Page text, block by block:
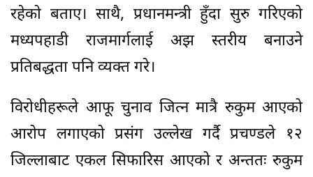
रहेको बताए। साथै, प्रधानमन्त्री हुँदा सुरु गरिएको
मध्यपहाडी राजमार्गलाई अझ स्तरीय बनाउने
प्रतिबद्धता पनि व्यक्त गरे।
विरोधीहरूले आफू चुनाव जित्न मात्रै रुकुम आएको
आरोप लगाएको प्रसंग उल्लेख गर्दै प्रचण्डले १२
जिल्लाबाट एकल सिफारिस आएको र अन्ततः रुकुम